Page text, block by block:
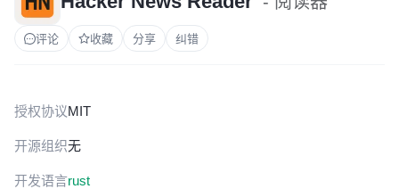
评论 收藏 分享 纠错
授权协议MIT
开源组织无
开发语言rust